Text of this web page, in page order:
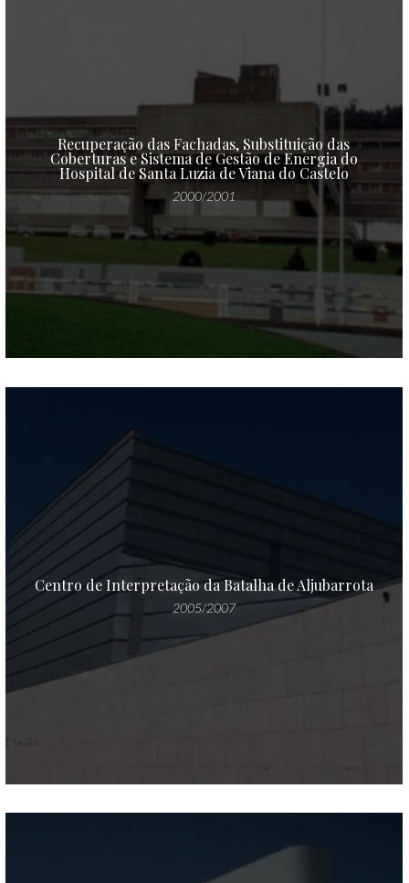
Recuperação das Fachadas, Substituição das
Coberturas e Sistema de Gestão de Energia do
Hospital de Santa Luzia de Viana do Castelo
2000/2001
Centro de Interpretação da Batalha de Aljubarrota
2005/2007